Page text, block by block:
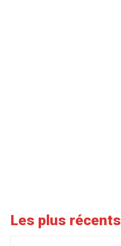
Les plus récents